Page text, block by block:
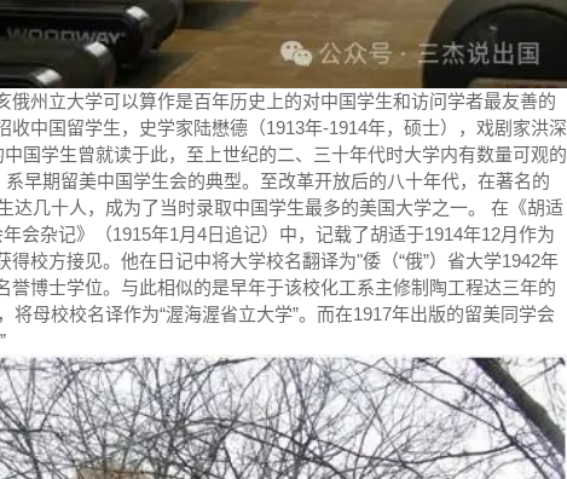
俄州立大学可以算作是百年历史上的对中国学生和访问学者最友善的
中国留学生，史学家陆懋德（1913年-1914年，硕士），戏剧家洪深
中国学生曾就读于此，至上世纪的二、三十年代时大学内有数量可观的
系早期留美中国学生会的典型。至改革开放后的八十年代，在著名的
达几十人，成为了当时录取中国学生最多的美国大学之一。 在《胡适
会杂记》（1915年1月4日追记）中，记载了胡适于1914年12月作为
校方接见。他在日记中将大学校名翻译为"倭（“俄”）省大学1942年
誉博士学位。与此相似的是早年于该校化工系主修制陶工程达三年的
将母校校名译作为“渥海渥省立大学”。而在1917年出版的留美同学会